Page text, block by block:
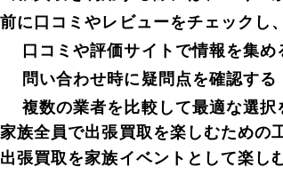
前に口コミやレビューをチェックし
口コミや評価サイトで情報を集め
問い合わせ時に疑問点を確認する
複数の業者を比較して最適な選択
家族全員で出張買取を楽しむための
出張買取を家族イベントとして楽し